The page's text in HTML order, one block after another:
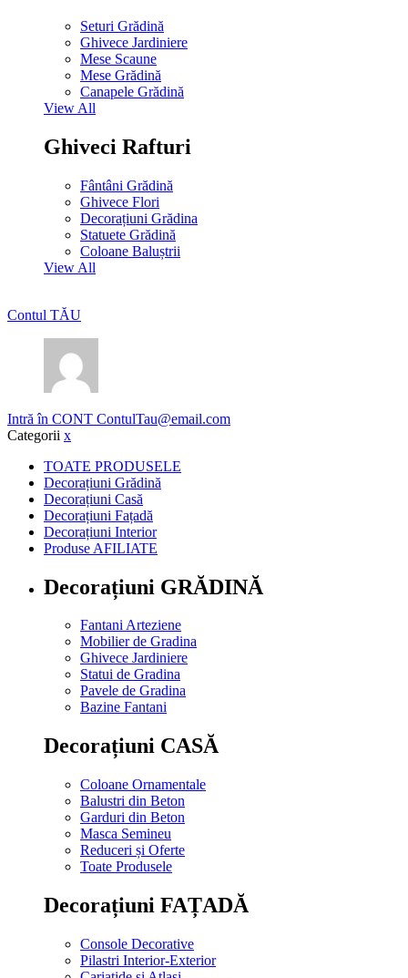
Seturi Grădină
Ghivece Jardiniere
Mese Scaune
Mese Grădină
Canapele Grădină
View All
Ghiveci Rafturi
Fântâni Grădină
Ghivece Flori
Decorațiuni Grădina
Statuete Grădină
Coloane Baluștrii
View All
Contul TĂU
Intră în CONT ContulTau@email.com
Categorii x
TOATE PRODUSELE
Decorațiuni Grădină
Decorațiuni Casă
Decorațiuni Fațadă
Decorațiuni Interior
Produse AFILIATE
Decorațiuni GRĂDINĂ
Fantani Arteziene
Mobilier de Gradina
Ghivece Jardiniere
Statui de Gradina
Pavele de Gradina
Bazine Fantani
Decorațiuni CASĂ
Coloane Ornamentale
Balustri din Beton
Garduri din Beton
Masca Semineu
Reduceri și Oferte
Toate Produsele
Decorațiuni FAȚADĂ
Console Decorative
Pilastri Interior-Exterior